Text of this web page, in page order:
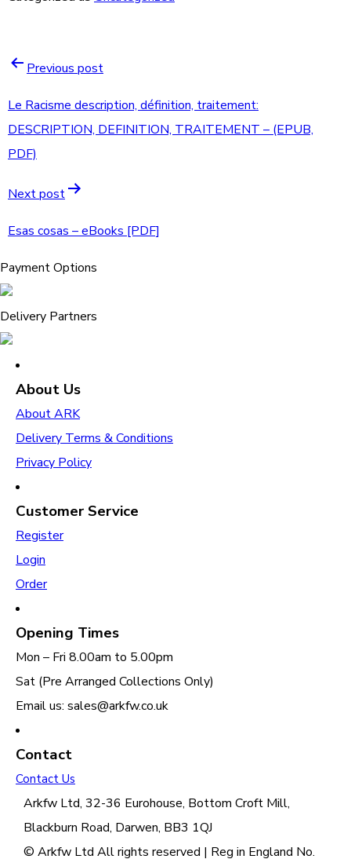
Previous post
Le Racisme description, définition, traitement:
DESCRIPTION, DEFINITION, TRAITEMENT – (EPUB,
PDF)
Next post
Esas cosas – eBooks [PDF]
Payment Options
Delivery Partners
About Us
About ARK
Delivery Terms & Conditions
Privacy Policy
Customer Service
Register
Login
Order
Opening Times
Mon – Fri 8.00am to 5.00pm
Sat (Pre Arranged Collections Only)
Email us: sales@arkfw.co.uk
Contact
Contact Us
Arkfw Ltd, 32-36 Eurohouse, Bottom Croft Mill,
Blackburn Road, Darwen, BB3 1QJ
© Arkfw Ltd All rights reserved | Reg in England No.